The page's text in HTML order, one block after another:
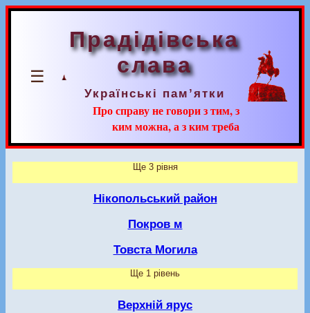
☰
Прадідівська
слава
Українські пам’ятки
Про справу не говори з тим, з
ким можна, а з ким треба
Ще 3 рівня
Нікопольський район
Покров м
Товста Могила
Ще 1 рівень
Верхній ярус